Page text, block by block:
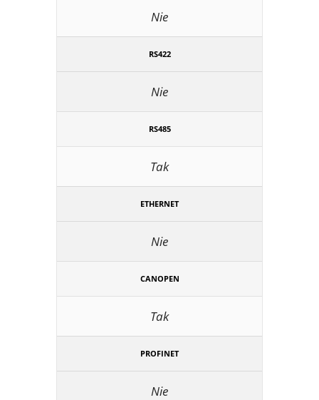
Nie
RS422
Nie
RS485
Tak
ETHERNET
Nie
CANOPEN
Tak
PROFINET
Nie